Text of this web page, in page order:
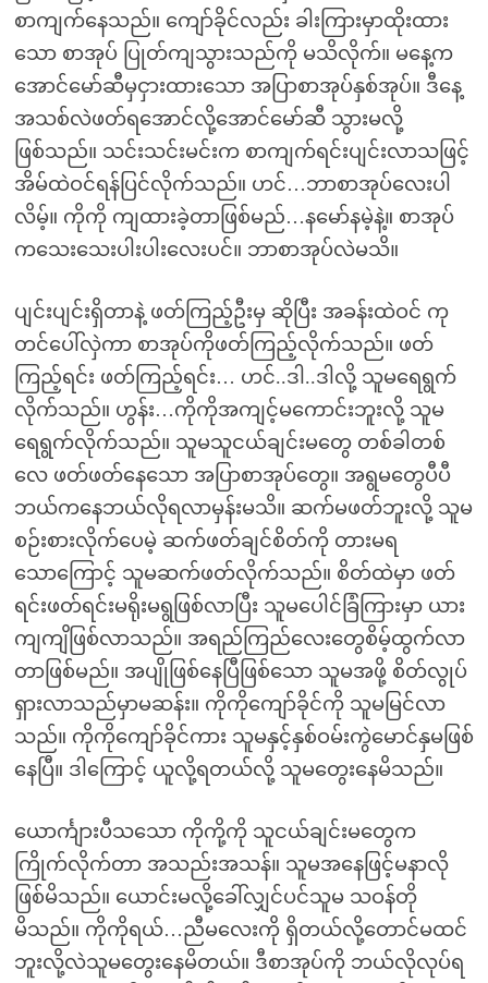
စာကျက်နေသည်။ ကျော်ခိုင်လည်း ခါးကြားမှာထိုးထား
သော စာအုပ် ပြုတ်ကျသွားသည်ကို မသိလိုက်။ မနေ့က
အောင်မော်ဆီမှငှားထားသော အပြာစာအုပ်နှစ်အုပ်။ ဒီနေ့
အသစ်လဲဖတ်ရအောင်လို့အောင်မော်ဆီ သွားမလို့
ဖြစ်သည်။ သင်းသင်းမင်းက စာကျက်ရင်းပျင်းလာသဖြင့်
အိမ်ထဲဝင်ရန်ပြင်လိုက်သည်။ ဟင်…ဘာစာအုပ်လေးပါ
လိမ့်။ ကိုကို ကျထားခဲ့တာဖြစ်မည်…နမော်နမဲ့နဲ့။ စာအုပ်
ကသေးသေးပါးပါးလေးပင်။ ဘာစာအုပ်လဲမသိ။
ပျင်းပျင်းရှိတာနဲ့ ဖတ်ကြည့်ဦးမှ ဆိုပြီး အခန်းထဲဝင် ကု
တင်ပေါ်လှဲကာ စာအုပ်ကိုဖတ်ကြည့်လိုက်သည်။ ဖတ်
ကြည့်ရင်း ဖတ်ကြည့်ရင်း… ဟင်..ဒါ..ဒါလို့ သူမရေရွက်
လိုက်သည်။ ဟွန်း…ကိုကိုအကျင့်မကောင်းဘူးလို့ သူမ
ရေရွက်လိုက်သည်။ သူမသူငယ်ချင်းမတွေ တစ်ခါတစ်
လေ ဖတ်ဖတ်နေသော အပြာစာအုပ်တွေ။ အရွမတွေပီပီ
ဘယ်ကနေဘယ်လိုရလာမှန်းမသိ။ ဆက်မဖတ်ဘူးလို့ သူမ
စဉ်းစားလိုက်ပေမဲ့ ဆက်ဖတ်ချင်စိတ်ကို တားမရ
သောကြောင့် သူမဆက်ဖတ်လိုက်သည်။ စိတ်ထဲမှာ ဖတ်
ရင်းဖတ်ရင်းမရိုးမရွဖြစ်လာပြီး သူမပေါင်ခြံကြားမှာ ယား
ကျကျိဖြစ်လာသည်။ အရည်ကြည်လေးတွေစိမ့်ထွက်လာ
တာဖြစ်မည်။ အပျိုဖြစ်နေပြီဖြစ်သော သူမအဖို့ စိတ်လွုပ်
ရှားလာသည်မှာမဆန်း။ ကိုကိုကျော်ခိုင်ကို သူမမြင်လာ
သည်။ ကိုကိုကျော်ခိုင်ကား သူမနှင့်နှစ်ဝမ်းကွဲမောင်နှမဖြစ်
နေပြီ။ ဒါကြောင့် ယူလို့ရတယ်လို့ သူမတွေးနေမိသည်။
ယောင်္ကျားပီသသော ကိုကို့ကို သူငယ်ချင်းမတွေက
ကြိုက်လိုက်တာ အသည်းအသန်။ သူမအနေဖြင့်မနာလို
ဖြစ်မိသည်။ ယောင်းမလို့ခေါ်လျှင်ပင်သူမ သဝန်တို
မိသည်။ ကိုကိုရယ်…ညီမလေးကို ရှိတယ်လို့တောင်မထင်
ဘူးလို့လဲသူမတွေးနေမိတယ်။ ဒီစာအုပ်ကို ဘယ်လိုလုပ်ရ